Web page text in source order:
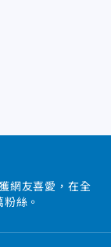
網友喜愛，在全
絲。